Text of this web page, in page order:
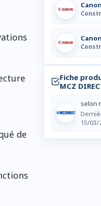
de
Fiche
MCZ
selon
15/03/